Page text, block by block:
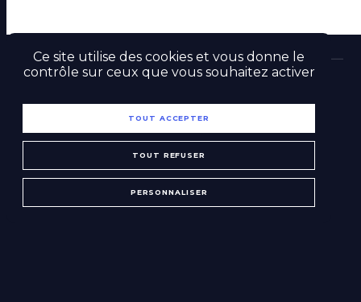
©2O23 SkillXCréé par
Ce site utilise des cookies et vous donne le
contrôle sur ceux que vous souhaitez activer
TOUT ACCEPTER
TOUT REFUSER
PERSONNALISER